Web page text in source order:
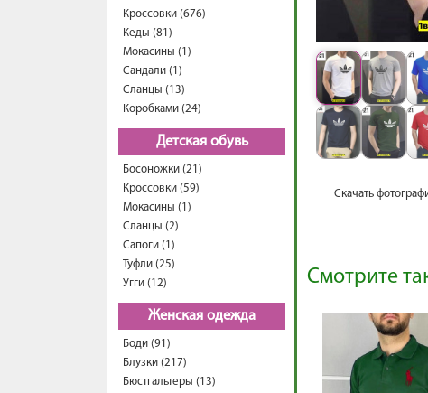
Кроссовки (676)
Кеды (81)
Мокасины (1)
Сандали (1)
Сланцы (13)
Коробками (24)
Детская обувь
Босоножки (21)
Кроссовки (59)
Мокасины (1)
Сланцы (2)
Сапоги (1)
Туфли (25)
Угги (12)
Женская одежда
Боди (91)
Блузки (217)
Бюстгальтеры (13)
Скачать
Смотрите